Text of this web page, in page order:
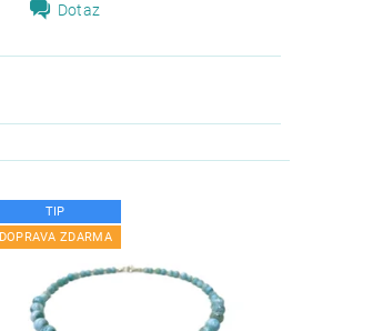
Dotaz
TIP
DOPRAVA ZDARMA